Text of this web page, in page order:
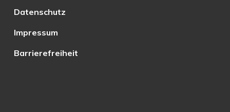
Datenschutz
Impressum
Barrierefreiheit